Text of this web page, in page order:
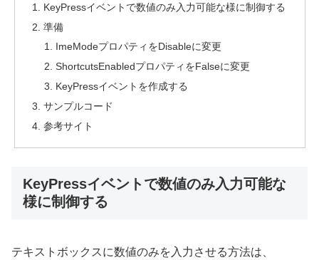
KeyPressイベントで数値のみ入力可能な様に制御する
準備
ImeModeプロパティをDisableに変更
ShortcutsEnabledプロパティをFalseに変更
KeyPressイベントを作成する
サンプルコード
参考サイト
KeyPressイベントで数値のみ入力可能な
様に制御する
テキストボックスに数値のみを入力させる方法は、